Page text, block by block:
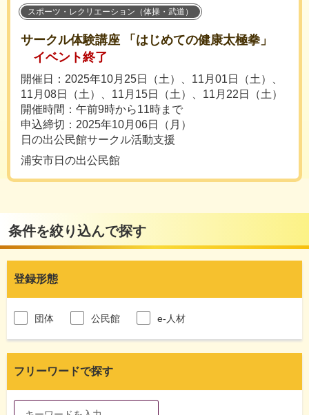
スポーツ・レクリエーション（体操・武道）
サークル体験講座 「はじめての健康太極拳」
イベント終了
開催日：2025年10月25日（土）、11月01日（土）、
11月08日（土）、11月15日（土）、11月22日（土）
開催時間：午前9時から11時まで
申込締切：2025年10月06日（月）
日の出公民館サークル活動支援
浦安市日の出公民館
条件を絞り込んで探す
登録形態
団体 公民館 e-人材
フリーワードで探す